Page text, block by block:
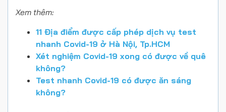
Xem thêm:
11 Địa điểm được cấp phép dịch vụ test
nhanh Covid-19 ở Hà Nội, Tp.HCM
Xét nghiệm Covid-19 xong có được về quê
không?
Test nhanh Covid-19 có được ăn sáng
không?